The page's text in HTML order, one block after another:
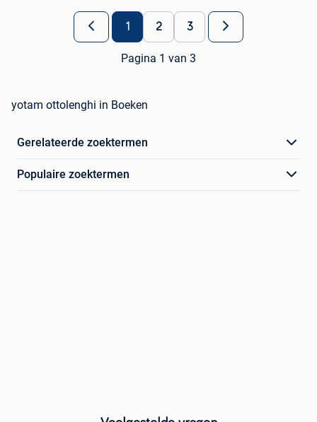
1 2 3
Pagina 1 van 3
yotam ottolenghi in Boeken
Gerelateerde zoektermen
Populaire zoektermen